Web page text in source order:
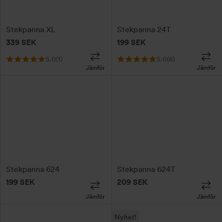
Stekpanna XL
339 SEK
5.0(1)
Jämför
Stekpanna 24T
199 SEK
5.0(6)
Jämför
Stekpanna 624
199 SEK
Jämför
Stekpanna 624T
209 SEK
Jämför
Nyhet!